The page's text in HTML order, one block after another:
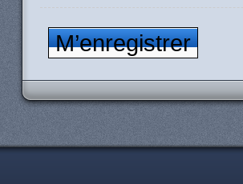
M’enregistrer